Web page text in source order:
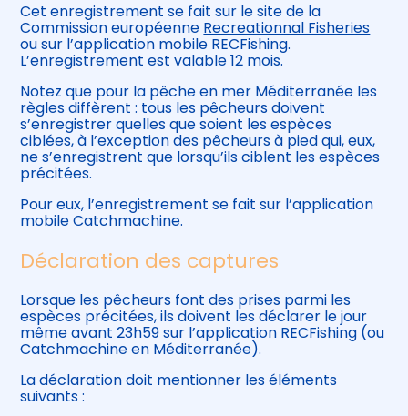
Cet enregistrement se fait sur le site de la
Commission européenne Recreationnal Fisheries
ou sur l’application mobile RECFishing.
L’enregistrement est valable 12 mois.
Notez que pour la pêche en mer Méditerranée les
règles diffèrent : tous les pêcheurs doivent
s’enregistrer quelles que soient les espèces
ciblées, à l’exception des pêcheurs à pied qui, eux,
ne s’enregistrent que lorsqu’ils ciblent les espèces
précitées.
Pour eux, l’enregistrement se fait sur l’application
mobile Catchmachine.
Déclaration des captures
Lorsque les pêcheurs font des prises parmi les
espèces précitées, ils doivent les déclarer le jour
même avant 23h59 sur l’application RECFishing (ou
Catchmachine en Méditerranée).
La déclaration doit mentionner les éléments
suivants :